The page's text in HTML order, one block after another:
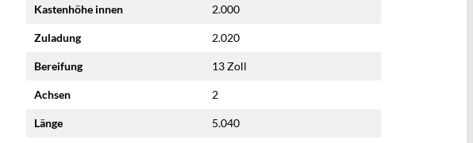
Kastenhöhe innen 2.000
Zuladung 2.020
Bereifung 13 Zoll
Achsen 2
Länge 5.040